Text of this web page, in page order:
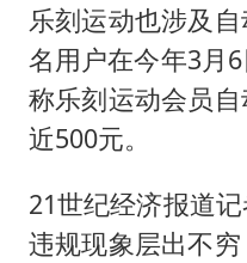
乐刻运动也涉及
名用户在今年3月
称乐刻运动会员
近500元。
21世纪经济报道
违规现象层出不